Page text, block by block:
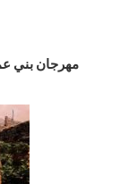
مهرجان بني